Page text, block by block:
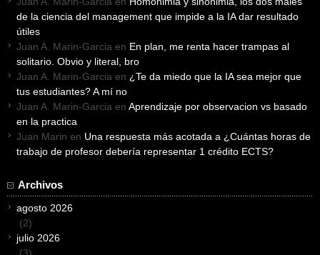
de la ciencia del management que impide a la IA dar resultado
útiles
Juan A. Marin-Garcia en En plan, me renta hacer trampas al
solitario. Obvio y literal, bro
Juan A. Marin-Garcia en ¿Te da miedo que la IA sea mejor que
tus estudiantes? A mí no
Juan A. Marin-Garcia en Aprendizaje por observacion vs basado
en la practica
Juan Marin en Una respuesta más acotada a ¿Cuántas horas de
trabajo de profesor debería representar 1 crédito ECTS?
Archivos
agosto 2026
(2)
julio 2026